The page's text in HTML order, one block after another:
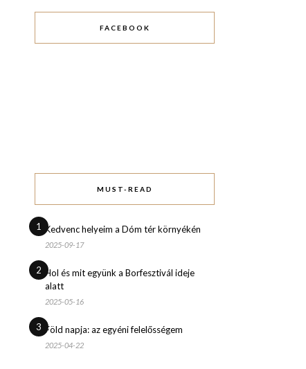
FACEBOOK
MUST-READ
1 Kedvenc helyeim a Dóm tér környékén
2025-09-17
2 Hol és mit együnk a Borfesztivál ideje
alatt
2025-05-16
3 Föld napja: az egyéni felelősségem
2025-04-22